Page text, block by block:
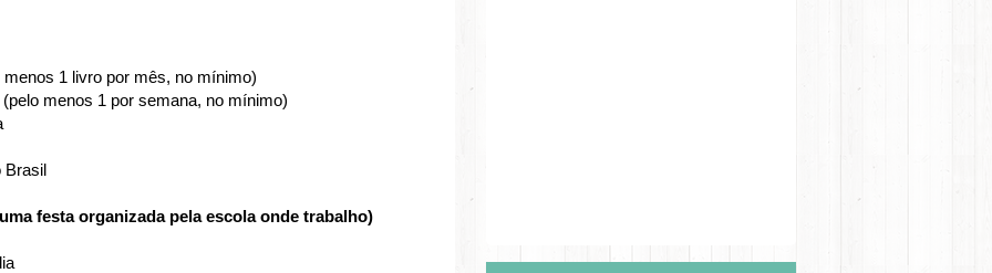
1 livro por mês, no mínimo)
menos 1 por semana, no mínimo)
Brasil
festa organizada pela escola onde trabalho)